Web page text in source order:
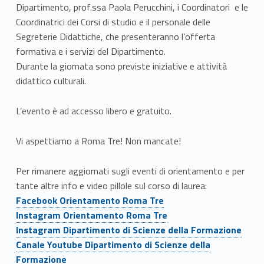
Dipartimento, prof.ssa Paola Perucchini, i Coordinatori e le
Coordinatrici dei Corsi di studio e il personale delle
Segreterie Didattiche, che presenteranno l’offerta
formativa e i servizi del Dipartimento.
Durante la giornata sono previste iniziative e attività
didattico culturali.
L’evento è ad accesso libero e gratuito.
Vi aspettiamo a Roma Tre! Non mancate!
Per rimanere aggiornati sugli eventi di orientamento e per
tante altre info e video pillole sul corso di laurea:
Link identifier #identifier__57822-13
Facebook Orientamento Roma Tre
Link identifier #identifier__175573-14
Instagram Orientamento Roma Tre
Link identifier #identifier__162944-15
Instagram Dipartimento di Scienze della Formazione
Link identifier #identifier__198513-16
Canale Youtube Dipartimento di Scienze della
Formazione